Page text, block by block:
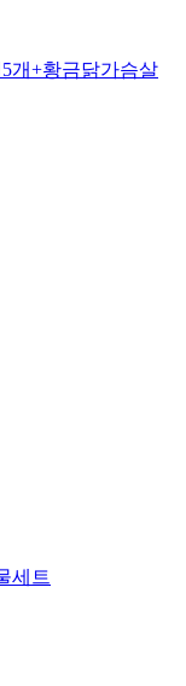
개+황금닭가슴살
세트